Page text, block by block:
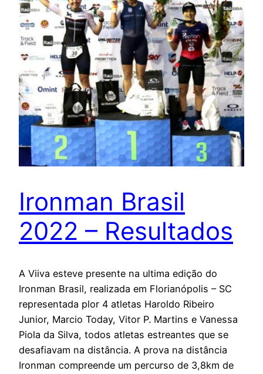
Ironman Brasil
2022 – Resultados
A Viiva esteve presente na ultima edição do
Ironman Brasil, realizada em Florianópolis – SC
representada plor 4 atletas Haroldo Ribeiro
Junior, Marcio Today, Vitor P. Martins e Vanessa
Piola da Silva, todos atletas estreantes que se
desafiavam na distância. A prova na distância
Ironman compreende um percurso de 3,8km de